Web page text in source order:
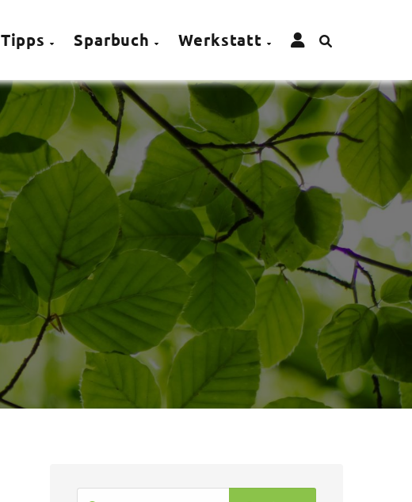
Tipps Sparbuch Werkstatt